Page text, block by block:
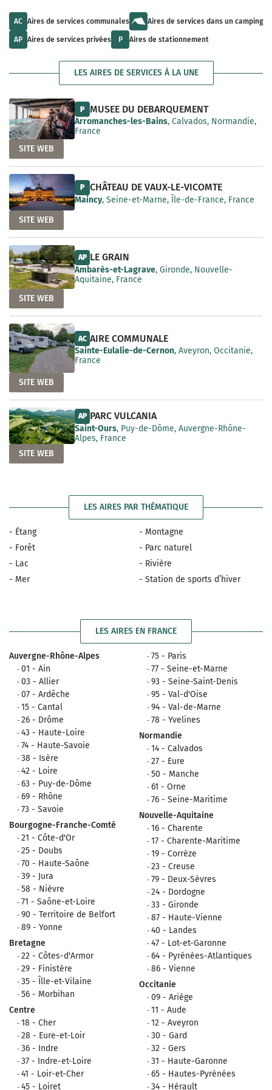
i
l
b
l
t
s
v
a
a
e
l
t
a
v
l
l
e
AC Aires de services communales Aires de services dans un camping
AP Aires de services privées P Aires de stationnement
LES AIRES DE SERVICES À LA UNE
P MUSEE DU DEBARQUEMENT
Arromanches-les-Bains, Calvados, Normandie,
France
SITE WEB
P CHÂTEAU DE VAUX-LE-VICOMTE
Maincy, Seine-et-Marne, Île-de-France, France
SITE WEB
AP LE GRAIN
Ambarès-et-Lagrave, Gironde, Nouvelle-
Aquitaine, France
SITE WEB
AC AIRE COMMUNALE
Sainte-Eulalie-de-Cernon, Aveyron, Occitanie,
France
SITE WEB
AP PARC VULCANIA
Saint-Ours, Puy-de-Dôme, Auvergne-Rhône-
Alpes, France
SITE WEB
LES AIRES PAR THÉMATIQUE
- Étang
- Forêt
- Lac
- Mer
- Montagne
- Parc naturel
- Rivière
- Station de sports d’hiver
LES AIRES EN FRANCE
Auvergne-Rhône-Alpes
01 - Ain
03 - Allier
07 - Ardêche
15 - Cantal
26 - Drôme
43 - Haute-Loire
74 - Haute-Savoie
38 - Isère
42 - Loire
63 - Puy-de-Dôme
69 - Rhône
73 - Savoie
Bourgogne-Franche-Comté
21 - Côte-d'Or
25 - Doubs
70 - Haute-Saône
39 - Jura
58 - Nièvre
71 - Saône-et-Loire
90 - Territoire de Belfort
89 - Yonne
Bretagne
22 - Côtes-d'Armor
29 - Finistère
35 - Îlle-et-Vilaine
56 - Morbihan
Centre
18 - Cher
28 - Eure-et-Loir
36 - Indre
37 - Indre-et-Loire
41 - Loir-et-Cher
45 - Loiret
75 - Paris
77 - Seine-et-Marne
93 - Seine-Saint-Denis
95 - Val-d'Oise
94 - Val-de-Marne
78 - Yvelines
Normandie
14 - Calvados
27 - Eure
50 - Manche
61 - Orne
76 - Seine-Maritime
Nouvelle-Aquitaine
16 - Charente
17 - Charente-Maritime
19 - Corrèze
23 - Creuse
79 - Deux-Sèvres
24 - Dordogne
33 - Gironde
87 - Haute-Vienne
40 - Landes
47 - Lot-et-Garonne
64 - Pyrénées-Atlantiques
86 - Vienne
Occitanie
09 - Ariège
11 - Aude
12 - Aveyron
30 - Gard
32 - Gers
31 - Haute-Garonne
65 - Hautes-Pyrénées
34 - Hérault